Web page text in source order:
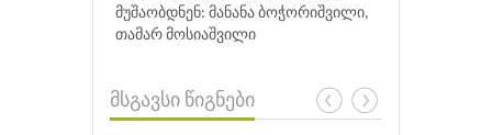
მუშაობდნენ: მანანა ბოჭორიშვილი,
თამარ მოსიაშვილი
მსგავსი წიგნები